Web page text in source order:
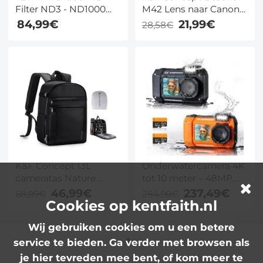
Filter ND3 - ND1000
Ultradunne High
Definition
Nano Xcel Serie
84,99€
M42 Lens naar Canon
EOS EF Mount Camera
Body Lens Mount
28,58€ 21,99€
K&F Concept 13L
lichtgewicht fototas
met snelle opening
aan de voorkant,
statiefriem en
tweeledig ontwerp
Onderwatercamera 4K
lampje & 2500mAh – 2
stuks (zwart + oranje) –
voor snorkelen en
zwemmen – Kentfaith
Cookies op kentfaith.nl
Wij gebruiken cookies om u een betere
service te bieden. Ga verder met browsen als
je hier tevreden mee bent, of kom meer te